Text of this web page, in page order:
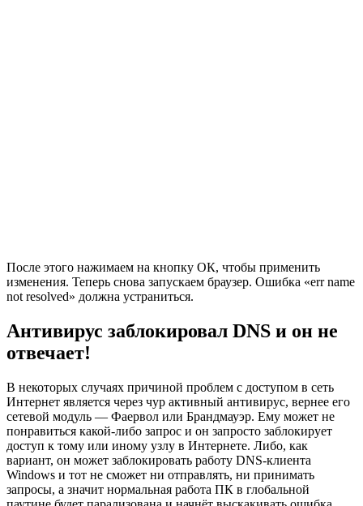
После этого нажимаем на кнопку ОК, чтобы применить
изменения. Теперь снова запускаем браузер. Ошибка «err name
not resolved» должна устраниться.
Антивирус заблокировал DNS и он не
отвечает!
В некоторых случаях причиной проблем с доступом в сеть
Интернет является через чур активный антивирус, вернее его
сетевой модуль — Фаервол или Брандмауэр. Ему может не
понравиться какой-либо запрос и он запросто заблокирует
доступ к тому или иному узлу в Интернете. Либо, как
вариант, он может заблокировать работу DNS-клиента
Windows и тот не сможет ни отправлять, ни принимать
запросы, а значит нормальная работа ПК в глобальной